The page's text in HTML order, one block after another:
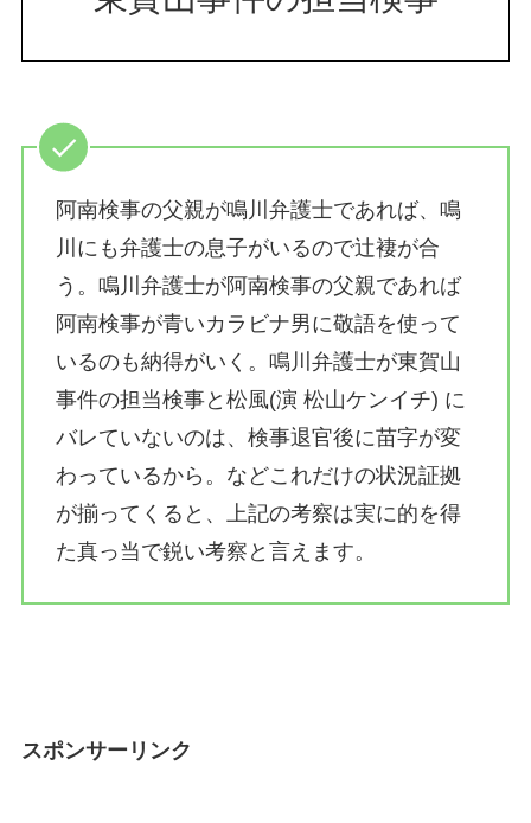
阿南検事の父親が鳴川弁護士であれば、鳴
川にも弁護士の息子がいるので辻褄が合
う。鳴川弁護士が阿南検事の父親であれば
阿南検事が青いカラビナ男に敬語を使って
いるのも納得がいく。鳴川弁護士が東賀山
事件の担当検事と松風(演 松山ケンイチ) に
バレていないのは、検事退官後に苗字が変
わっているから。などこれだけの状況証拠
が揃ってくると、上記の考察は実に的を得
た真っ当で鋭い考察と言えます。
スポンサーリンク